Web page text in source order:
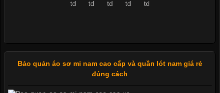
Bảo quản áo sơ mi nam cao cấp và quần lót nam giá rẻ
đúng cách